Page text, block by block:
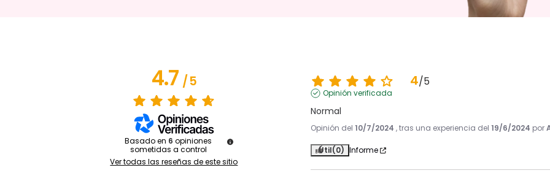
4.7/5
Basado en 6 opiniones
sometidas a control
Ver todas las reseñas de este sitio
4/5
Opinión verificada
Normal
Opinión del 10/7/2024 , tras una experiencia del 19/6/2024 por
Útil(0) Informe